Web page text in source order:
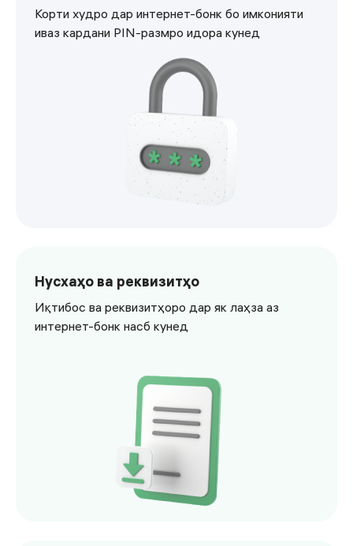
Корти худро дар интернет-бонк бо имконияти
иваз кардани PIN-размро идора кунед
Нусхаҳо ва реквизитҳо
Иқтибос ва реквизитҳоро дар як лаҳза аз
интернет-бонк насб кунед